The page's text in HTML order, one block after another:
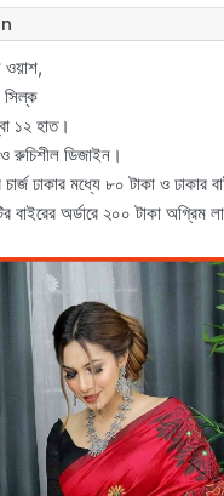
ওয়াশ,
সিল্ক
১২ হাত।
রুচিশীল ডিজাইন।
চার্জ ঢাকার মধ্যে ৮০ টাকা ও ঢাকার
বাইরের অর্ডারে ২০০ টাকা অগ্রিম